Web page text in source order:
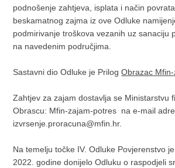
podnošenje zahtjeva, isplata i način
beskamatnog zajma iz ove Odluke
podmirivanje troškova vezanih uz sanaciju
na navedenim područjima.
Sastavni dio Odluke je PrilogObrazac
Zahtjev za zajam dostavlja se Ministarstvu
Obrascu: Mfin-zajam-potres na e-mail
izvrsenje.proracuna@mfin.hr.
Na temelju točke IV. Odluke Povjerenstvo
2022. godine donijelo Odluku o raspodjeli